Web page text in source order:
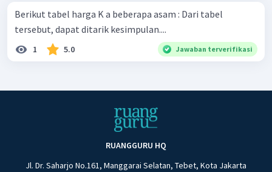
Berikut tabel harga K a beberapa asam : Dari tabel
tersebut, dapat ditarik kesimpulan....
1 5.0 Jawaban terverifikasi
RUANGGURU HQ
Jl. Dr. Saharjo No.161, Manggarai Selatan, Tebet, Kota Jakarta